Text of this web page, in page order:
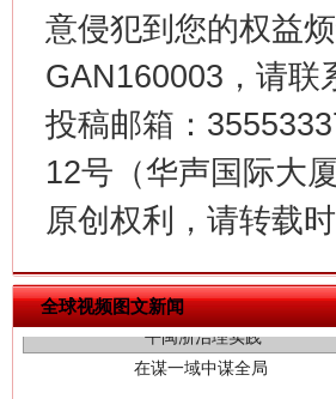
意侵犯到您的权益
GAN160003，请联
投稿邮箱：
12号（华声国际大
原创权利，请转载
全球视频图文新闻
在谋一域中谋全局